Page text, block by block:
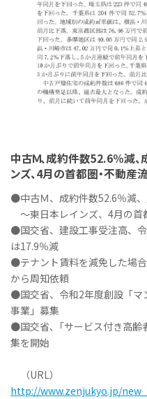
中古Ｍ、成約件数52.6％減
ンズ、4月の首都圏・不動産
●中古Ｍ、成約件数52.6％減
～東日本レインズ、4月の首
●国交省、建設工事受注高、
は17.9％減
●テナント賃料を減免した場
から周知依頼
●国交省、令和2年度創設「マ
事業」募集
●国交省､「サービス付き高齢
集を開始
（URL）
http://www.zenjukyo.jp/